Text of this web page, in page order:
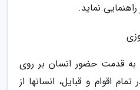
نماید.
قدمت حضور انسان بر روی
اقوام و قبایل، انسانها از